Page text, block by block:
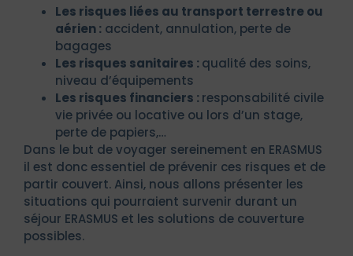
Les risques liées au transport terrestre ou
aérien : accident, annulation, perte de
bagages
Les risques sanitaires :qualité des soins,
niveau d’équipements
Les risques financiers :responsabilité civile
vie privée ou locative ou lors d’un stage,
perte de papiers,…
Dans le but de voyager sereinement en ERASMUS
il est donc essentiel de prévenir ces risques et de
partir couvert. Ainsi, nous allons présenter les
situations qui pourraient survenir durant un
séjour ERASMUS et les solutions de couverture
possibles.